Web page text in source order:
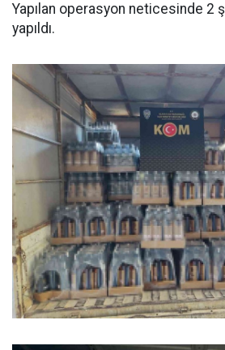
Yapılan operasyon neticesinde 2
yapıldı.